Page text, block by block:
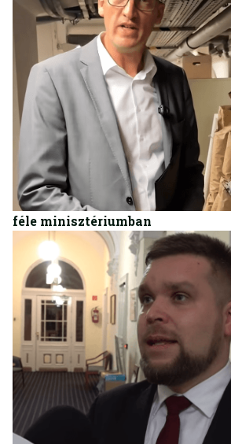
BELFÖLD
Ledarált iratok várták a
féle minisztériumban